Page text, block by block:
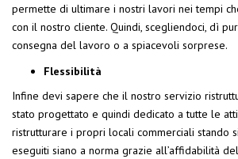
permette di ultimare i nostri lavori nei tempi
con il nostro cliente. Quindi, scegliendoci, dì
consegna del lavoro o a spiacevoli sorprese.
Flessibilità
Infine devi sapere che il nostro servizio
stato progettato e quindi dedicato a tutte le
ristrutturare i propri locali commerciali stando
eseguiti siano a norma grazie all’affidabilità